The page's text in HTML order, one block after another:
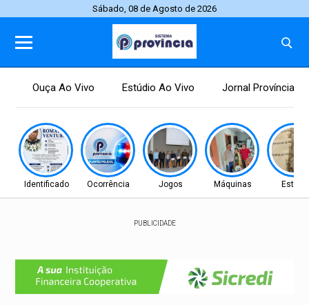
Sábado, 08 de Agosto de 2026
Ouça Ao Vivo Estúdio Ao Vivo Jornal Província
Identificado Ocorrência Jogos Máquinas Estudo
PUBLICIDADE